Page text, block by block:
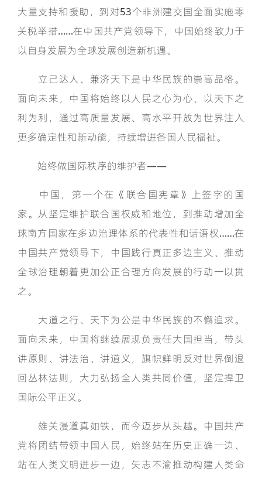
大量支持和援助，到对53个非洲建交国全面实施零
关税举措……在中国共产党领导下，中国始终致力于
以自身发展为全球发展创造新机遇。
立己达人、兼济天下是中华民族的崇高品格。
面向未来，中国将始终以人民之心为心、以天下之
利为利，通过高质量发展、高水平开放为世界注入
更多确定性和新动能，持续增进各国人民福祉。
始终做国际秩序的维护者——
中国，第一个在《联合国宪章》上签字的国
家。从坚定维护联合国权威和地位，到推动增加全
球南方国家在多边治理体系的代表性和话语权……在
中国共产党领导下，中国践行真正多边主义、推动
全球治理朝着更加公正合理方向发展的行动一以贯
之。
大道之行、天下为公是中华民族的不懈追求。
面向未来，中国将继续展现负责任大国担当，带头
讲原则、讲法治、讲道义，旗帜鲜明反对世界倒退
回丛林法则，大力弘扬全人类共同价值，坚定捍卫
国际公平正义。
雄关漫道真如铁，而今迈步从头越。中国共产
党将团结带领中国人民，始终站在历史正确一边、
站在人类文明进步一边，矢志不渝推动构建人类命